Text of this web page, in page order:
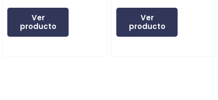
Ver
producto
Ver
producto